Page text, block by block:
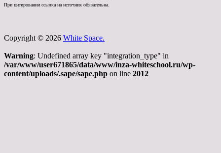
При цитировании ссылка на источник обязательна.
Copyright © 2026 White Space.
Warning: Undefined array key "integration_type" in
/var/www/user671865/data/www/inza-whiteschool.ru/wp-
content/uploads/.sape/sape.php on line 2012